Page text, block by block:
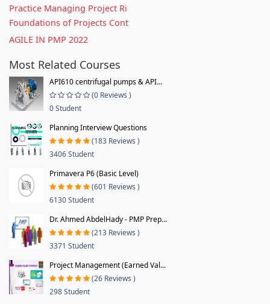
Practice Managing Project Ri
Foundations of Projects Cont
AGILE IN PMP 2022
Most Related Courses
API610 centrifugal pumps & API...
(0 Reviews )
0 Student
Planning Interview Questions
(183 Reviews )
3406 Student
Primavera P6 (Basic Level)
(601 Reviews )
6130 Student
Dr. Ahmed AbdelHady - PMP Prep...
(213 Reviews )
3371 Student
Project Management (Earned Val...
(26 Reviews )
298 Student